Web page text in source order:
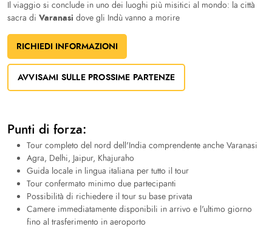
Il viaggio si conclude in uno dei luoghi più misitici al mondo: la città
sacra di Varanasi dove gli Indù vanno a morire
RICHIEDI INFORMAZIONI
AVVISAMI SULLE PROSSIME PARTENZE
Punti di forza:
Tour completo del nord dell'India comprendente anche Varanasi
Agra, Delhi, Jaipur, Khajuraho
Guida locale in lingua italiana per tutto il tour
Tour confermato minimo due partecipanti
Possibilità di richiedere il tour su base privata
Camere immediatamente disponibili in arrivo e l'ultimo giorno
fino al trasferimento in aeroporto